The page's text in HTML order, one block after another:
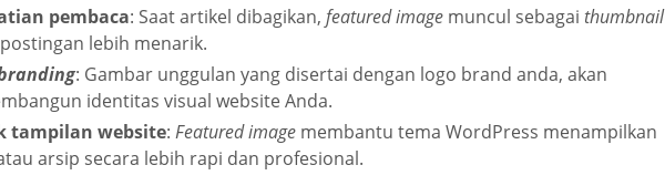
pembaca: Saat artikel dibagikan, featured image muncul sebagai thumbnail
lebih menarik.
: Gambar unggulan yang disertai dengan logo brand anda, akan
identitas visual website Anda.
tampilan website: Featured image membantu tema WordPress menampilkan
arsip secara lebih rapi dan profesional.